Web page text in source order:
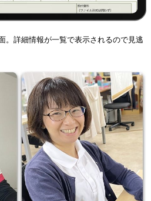
。詳細情報が一覧で表示されるので見逃